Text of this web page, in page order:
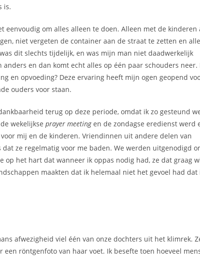
is.
eenvoudig om alles alleen te doen. Alleen met de kinderen
niet vergeten de container aan de straat te zetten en
dit slechts tijdelijk, en was mijn man niet daadwerkelijk
anders en dan komt echt alles op één paar schouders neer.
en opvoeding? Deze ervaring heeft mijn ogen geopend
ouders voor staan.
terug op deze periode, omdat ik zo gesteund
wekelijkse prayer meetingen de zondagse eredienst werd
mij en de kinderen. Vriendinnen uit andere delen van
ze regelmatig voor me baden. We werden uitgenodigd
op het hart dat wanneer ik oppas nodig had, ze dat graag
maakten dat ik helemaal niet het gevoel had dat
afwezigheid viel één van onze dochters uit het klimrek.
een röntgenfoto van haar voet. Ik besefte toen hoeveel